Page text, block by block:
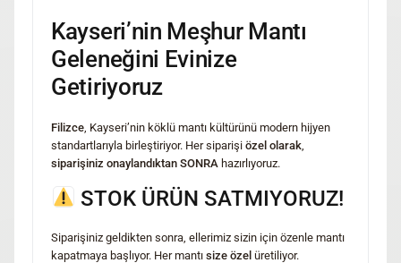
Kayseri’nin Meşhur Mantı
Geleneğini Evinize
Getiriyoruz
Filizce , Kayseri’nin köklü mantı kültürünü modern hijyen
standartlarıyla birleştiriyor. Her siparişi özel olarak
siparişiniz onaylandıktan SONRA hazırlıyoruz.
STOK ÜRÜN SATMIYORUZ!
Siparişiniz geldikten sonra, ellerimiz sizin için özenle mantı
kapatmaya başlıyor. Her mantı size özel üretiliyor.